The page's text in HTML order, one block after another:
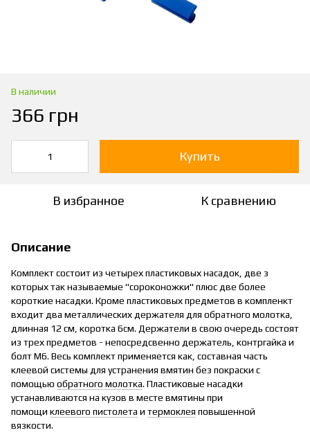
В наличии
366 грн
Купить
В избранное К сравнению
Описание
Комплект состоит из четырех пластиковых насадок, две з
которых так называемые "сороконожки" плюс две более
короткие насадки. Кроме пластиковых предметов в компленкт
входит два металлических держателя для обратного молотка,
длинная 12 см, коротка 6см. Держатели в свою очередь состоят
из трех предметов - непосредсвенно держатель, контргайка и
болт М6. Весь комплект применяется как, составная часть
клеевой системы для устранения вмятин без покраски с
помощью обратного молотка. Пластиковые насадки
устанавливаются на кузов в месте вмятины при
помощи клеевого пистолета и термоклея повышенной
вязкости.